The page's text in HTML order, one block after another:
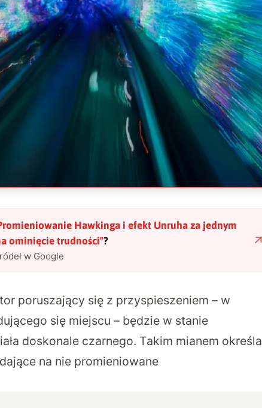
Hawkinga i efekt Unruha za jednym
ominięcie trudności"?
w Google
poruszający się z przyspieszeniem – w
się miejscu – będzie w stanie
doskonale czarnego. Takim mianem określa
na nie promieniowane